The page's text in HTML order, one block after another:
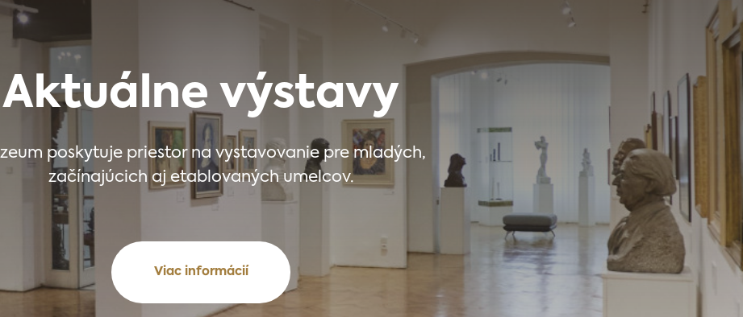
Aktuálne výstavy
poskytuje priestor na vystavovanie pre mladých,
začínajúcich aj etablovaných umelcov.
Viac informácií